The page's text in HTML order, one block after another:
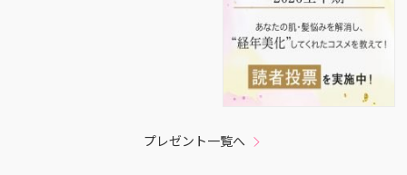
プレゼント一覧へ